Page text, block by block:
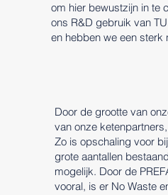
om hier bewustzijn in te
ons R&D gebruik van
en hebben we een
Door de grootte van
van onze
Zo is opschaling voor
grote aantallen
mogelijk. Door de
vooral, is er No Waste